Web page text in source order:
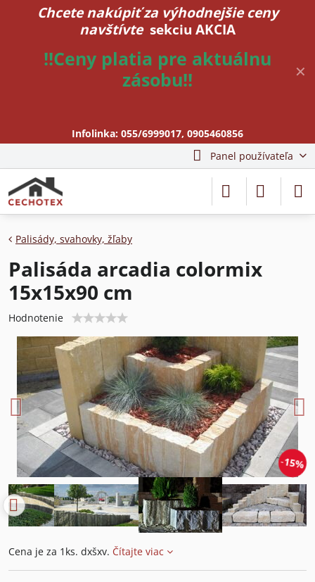
✕
Chcete nakúpiť za výhodnejšie ceny
navštívte sekciu AKCIA
!!Ceny platia pre aktuálnu
zásobu!!
Infolinka: 055/6999017, 0905460856
Panel používateľa
15%
Palisády, svahovky, žľaby
Palisáda arcadia colormix
15x15x90 cm
Hodnotenie
Cena je za 1ks. dxšxv. Čítajte viac